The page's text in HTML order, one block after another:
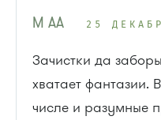
М АА 25
Зачистки да
хватает фантазии.
числе и разумные